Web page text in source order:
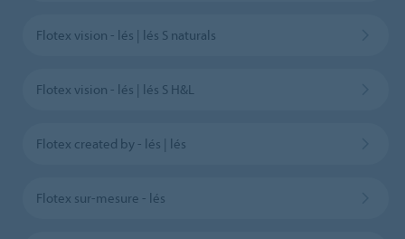
Flotex vision - lés | lés S naturals
Flotex vision - lés | lés S H&L
Flotex created by - lés | lés
Flotex sur-mesure - lés